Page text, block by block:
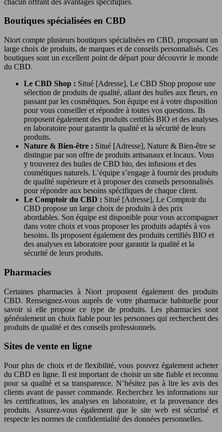
Boutiques spécialisées en CBD
Niort compte plusieurs boutiques spécialisées en CBD, proposant un
large choix de produits, de marques et de conseils personnalisés. Ces
boutiques sont un excellent point de départ pour découvrir le monde
du CBD.
Le CBD Shop : Situé [Adresse], Le CBD Shop propose une
sélection de produits de qualité, allant des huiles aux fleurs, en
passant par les cosmétiques. Son équipe est à votre disposition
pour vous conseiller et répondre à toutes vos questions. Ils
proposent également des produits certifiés BIO et des analyses
en laboratoire pour garantir la qualité et la sécurité de leurs
produits.
Nature & Bien-être : Situé [Adresse], Nature & Bien-être se
distingue par son offre de produits artisanaux et locaux. Vous
y trouverez des huiles de CBD bio, des infusions et des
cosmétiques naturels. L’équipe s’engage à fournir des produits
de qualité supérieure et à proposer des conseils personnalisés
pour répondre aux besoins spécifiques de chaque client.
Le Comptoir du CBD : Situé [Adresse], Le Comptoir du
CBD propose un large choix de produits à des prix
abordables. Son équipe est disponible pour vous accompagner
dans votre choix et vous proposer les produits adaptés à vos
besoins. Ils proposent également des produits certifiés BIO et
des analyses en laboratoire pour garantir la qualité et la
sécurité de leurs produits.
Pharmacies
Certaines pharmacies à Niort proposent également des produits
CBD. Renseignez-vous auprès de votre pharmacie habituelle pour
savoir si elle propose ce type de produits. Les pharmacies sont
généralement un choix fiable pour les personnes qui recherchent des
produits de qualité et des conseils professionnels.
Sites de vente en ligne
Pour plus de choix et de flexibilité, vous pouvez également acheter
du CBD en ligne. Il est important de choisir un site fiable et reconnu
pour sa qualité et sa transparence. N’hésitez pas à lire les avis des
clients avant de passer commande. Recherchez les informations sur
les certifications, les analyses en laboratoire, et la provenance des
produits. Assurez-vous également que le site web est sécurisé et
respecte les normes de confidentialité des données personnelles.